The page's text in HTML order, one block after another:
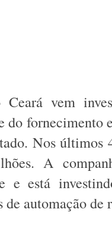
vem
do fornecimento
Nos últimos
A
e está
automação de